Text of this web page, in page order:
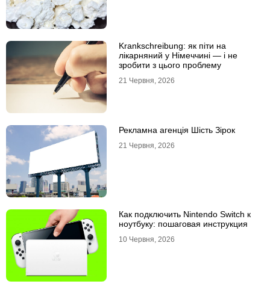
Krankschreibung: як піти на
лікарняний у Німеччині — і не
зробити з цього проблему
21 Червня, 2026
Рекламна агенція Шість Зірок
21 Червня, 2026
Как подключить Nintendo Switch к
ноутбуку: пошаговая инструкция
10 Червня, 2026